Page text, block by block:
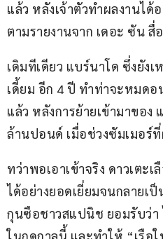
แล้ว หลังเจ้าตัวทำผลงานได้
ตามรายงานจาก เดอะ ซัน สื่
เดิมทีเดียว แบร์นาโด ซึ่งยัง
เดี้ยม อีก 4 ปี ทำท่าจะหมด
แล้ว หลังการย้ายเข้ามาขอ
ล้านปอนด์ เมื่อช่วงซัมเมอร์
ทว่าพอเอาเข้าจริง ดาวเตะ
ได้อย่างยอดเยี่ยมจนกลายเ
กุนซือชาวสแปนิช ยอมรับว่า